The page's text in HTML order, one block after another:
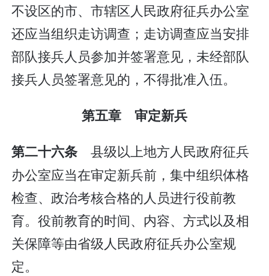
不设区的市、市辖区人民政府征兵办公室
还应当组织走访调查；走访调查应当安排
部队接兵人员参加并签署意见，未经部队
接兵人员签署意见的，不得批准入伍。
第五章 审定新兵
第二十六条 县级以上地方人民政府征兵
办公室应当在审定新兵前，集中组织体格
检查、政治考核合格的人员进行役前教
育。役前教育的时间、内容、方式以及相
关保障等由省级人民政府征兵办公室规
定。